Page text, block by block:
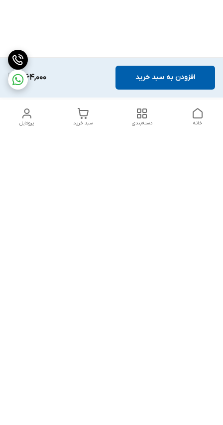
1,664,000 افزودن به سبد خرید
پروفایل سبد خرید دسته‌بندی خانه